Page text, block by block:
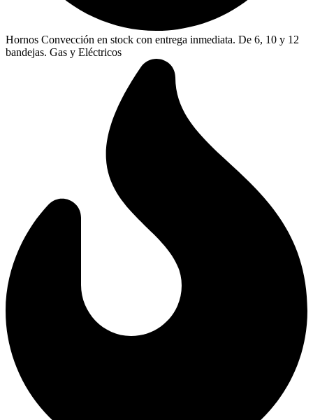
Hornos Convección en stock con entrega inmediata. De 6, 10 y 12
bandejas. Gas y Eléctricos